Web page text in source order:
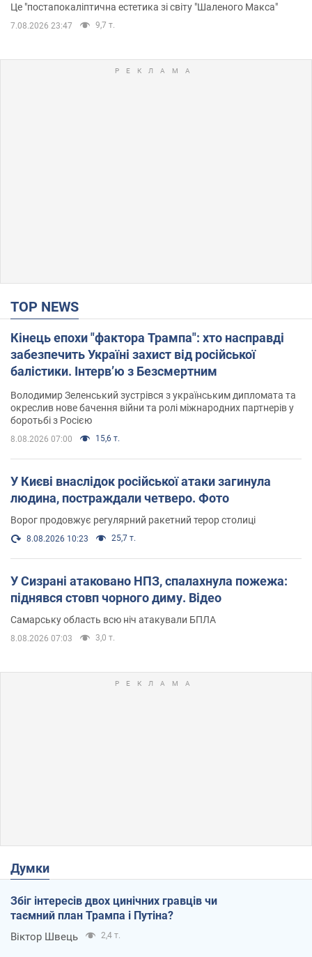
Це "постапокаліптична естетика зі світу "Шаленого Макса"
7.08.2026 23:47 9,7 т.
TOP NEWS
Кінець епохи "фактора Трампа": хто насправді
забезпечить Україні захист від російської
балістики. Інтерв’ю з Безсмертним
Володимир Зеленський зустрівся з українським дипломата та
окреслив нове бачення війни та ролі міжнародних партнерів у
боротьбі з Росією
8.08.2026 07:00 15,6 т.
У Києві внаслідок російської атаки загинула
людина, постраждали четверо. Фото
Ворог продовжує регулярний ракетний терор столиці
8.08.2026 10:23 25,7 т.
У Сизрані атаковано НПЗ, спалахнула пожежа:
піднявся стовп чорного диму. Відео
Самарську область всю ніч атакували БПЛА
8.08.2026 07:03 3,0 т.
Думки
Збіг інтересів двох цинічних гравців чи
таємний план Трампа і Путіна?
Віктор Швець 2,4 т.